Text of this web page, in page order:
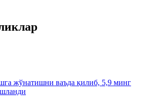
жўнатишни ваъда қилиб, 5,9 минг